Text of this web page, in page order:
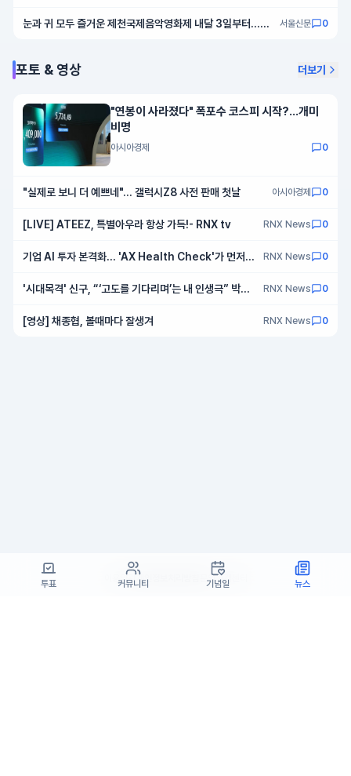
눈과 귀 모두 즐거운 제천국제음악영화제 내달 3일부터…개
서울신문 0
포토 & 영상 더보기
"연봉이 사라졌다" 폭포수 코스피 시작?…개미
비명
아시아경제 0
"실제로 보니 더 예쁘네"… 갤럭시Z8 사전 판매 첫날 아시아경제 0
[LIVE] ATEEZ, 특별아우라 항상 가득!- RNX tv RNX News 0
기업 AI 투자 본격화… 'AX Health Check'가 먼저인
RNX News 0
'시대목격' 신구, “‘고도를 기다리며’는 내 인생극” 박근
RNX News 0
[영상] 채종협, 볼때마다 잘생겨 RNX News 0
이용약관개인정보처리방침 문의고객센터
투표 커뮤니티 기념일 뉴스